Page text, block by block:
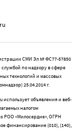
СМИ Эл № ФС77-57850
по надзору в сфере
технологий и массовых
25.04.2014 г.
использует объявления и веб-
налогом
РОО «Милосердие», ОГРН
финансирование (010), (140),